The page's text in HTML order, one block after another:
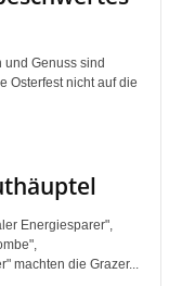
und Genuss sind
Osterfest nicht auf die
Energiesparer",
machten die Grazer...